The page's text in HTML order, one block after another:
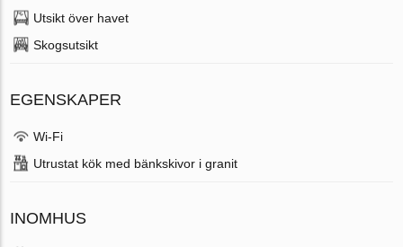
Utsikt över havet
Skogsutsikt
EGENSKAPER
Wi-Fi
Utrustat kök med bänkskivor i granit
INOMHUS